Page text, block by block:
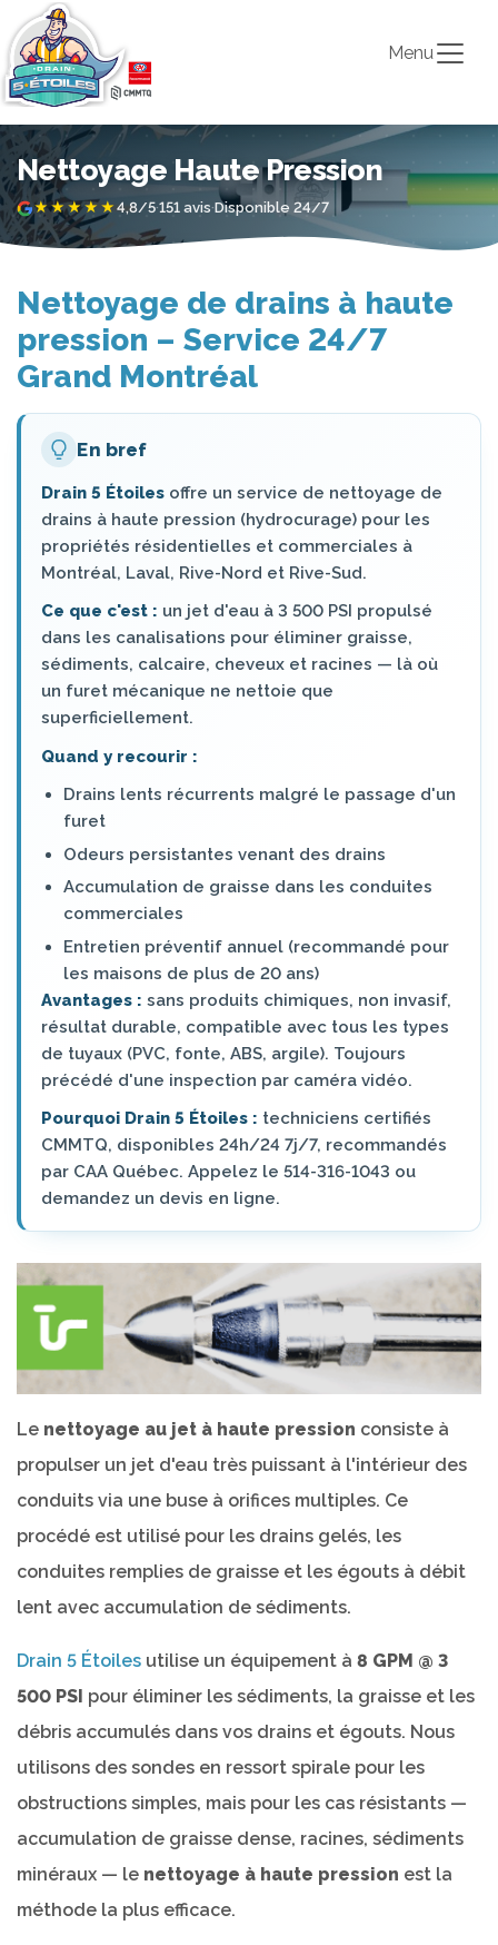
Menu
Nettoyage Haute Pression
★★★★★4,8/5·151 avis·Disponible 24/7
Nettoyage de drains à haute
pression – Service 24/7
Grand Montréal
En bref
Drain 5 Étoiles offre un service de nettoyage de
drains à haute pression (hydrocurage) pour les
propriétés résidentielles et commerciales à
Montréal, Laval, Rive-Nord et Rive-Sud.
Ce que c'est : un jet d'eau à 3 500 PSI propulsé
dans les canalisations pour éliminer graisse,
sédiments, calcaire, cheveux et racines — là où
un furet mécanique ne nettoie que
superficiellement.
Quand y recourir :
Drains lents récurrents malgré le passage d'un
furet
Odeurs persistantes venant des drains
Accumulation de graisse dans les conduites
commerciales
Entretien préventif annuel (recommandé pour
les maisons de plus de 20 ans)
Avantages : sans produits chimiques, non invasif,
résultat durable, compatible avec tous les types
de tuyaux (PVC, fonte, ABS, argile). Toujours
précédé d'une inspection par caméra vidéo.
Pourquoi Drain 5 Étoiles : techniciens certifiés
CMMTQ, disponibles 24h/24 7j/7, recommandés
par CAA Québec. Appelez le 514-316-1043 ou
demandez un devis en ligne.
Le nettoyage au jet à haute pression consiste à
propulser un jet d'eau très puissant à l'intérieur des
conduits via une buse à orifices multiples. Ce
procédé est utilisé pour les drains gelés, les
conduites remplies de graisse et les égouts à débit
lent avec accumulation de sédiments.
Drain 5 Étoiles utilise un équipement à 8 GPM @ 3
500 PSI pour éliminer les sédiments, la graisse et les
débris accumulés dans vos drains et égouts. Nous
utilisons des sondes en ressort spirale pour les
obstructions simples, mais pour les cas résistants —
accumulation de graisse dense, racines, sédiments
minéraux — le nettoyage à haute pression est la
méthode la plus efficace.